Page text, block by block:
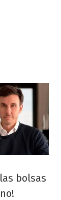
bolsas